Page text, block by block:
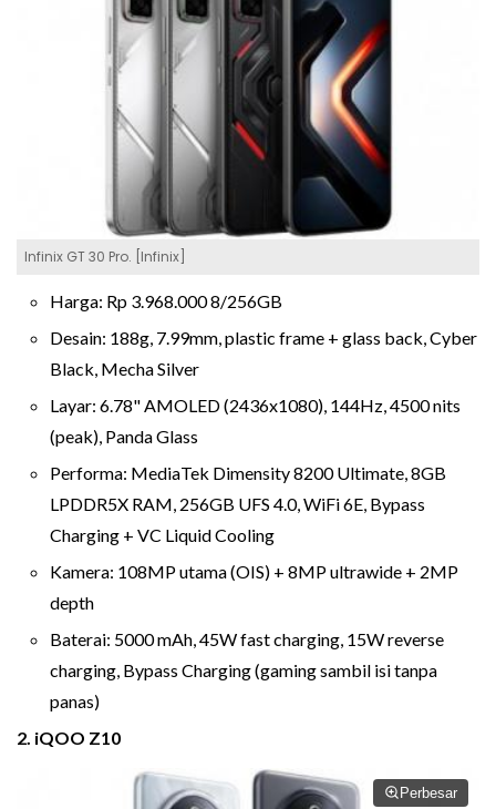
Infinix GT 30 Pro. [Infinix]
Harga: Rp 3.968.000 8/256GB
Desain: 188g, 7.99mm, plastic frame + glass back, Cyber
Black, Mecha Silver
Layar: 6.78" AMOLED (2436x1080), 144Hz, 4500 nits
(peak), Panda Glass
Performa: MediaTek Dimensity 8200 Ultimate, 8GB
LPDDR5X RAM, 256GB UFS 4.0, WiFi 6E, Bypass
Charging + VC Liquid Cooling
Kamera: 108MP utama (OIS) + 8MP ultrawide + 2MP
depth
Baterai: 5000 mAh, 45W fast charging, 15W reverse
charging, Bypass Charging (gaming sambil isi tanpa
panas)
2. iQOO Z10
Perbesar